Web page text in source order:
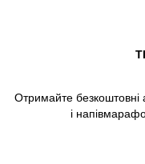
Отримайте безкоштовні
і